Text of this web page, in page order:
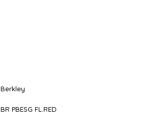
Berkley
BR PBESG FL.RED